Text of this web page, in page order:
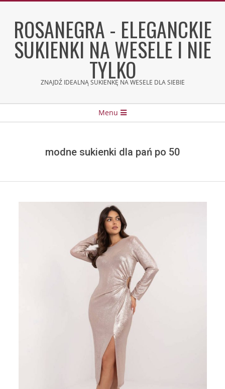
contentROSANEGRA - ELEGANCKIE
SUKIENKI NA WESELE I NIE
TYLKO
ZNAJDŹ IDEALNĄ SUKIENKĘ NA WESELE DLA SIEBIE
Menu
modne sukienki dla pań po 50